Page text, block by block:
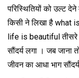
परिस्थितियों को उल्ट
किसी ने लिखा है what
life is beautiful तीसरे
सौंदर्य लगा । जब जाना
जीवन का आधा भाग